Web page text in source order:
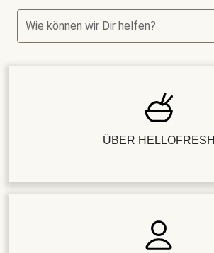
Wie können wir Dir helfen?
ÜBER HELLOFRESH